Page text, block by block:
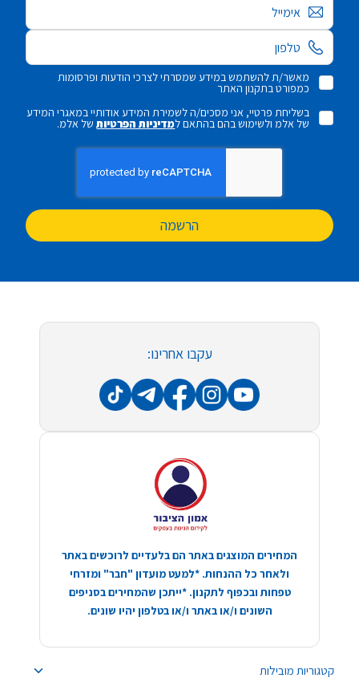
אימייל
מאשר/ת להשתמש במידע שמסרתי לצרכי הודעות ופרסומות
כמפורט בתקנון האתר
בשליחת פרטיי, אני מסכים/ה לשמירת המידע אודותיי במאגרי המידע
של אלמ ולשימוש בהם בהתאם למדיניות הפרטיותשל אלמ.
הרשמה
קטגוריות מובילות
עקבו אחרינו:
המחירים המוצגים באתר הם בלעדיים לרוכשים באתר
ולאחר כל ההנחות. *למעט מועדון "חבר" ומזרחי
טפחות ובכפוף לתקנון. *ייתכן שהמחירים בסניפים
השונים ו/או באתר ו/או בטלפון יהיו שונים.